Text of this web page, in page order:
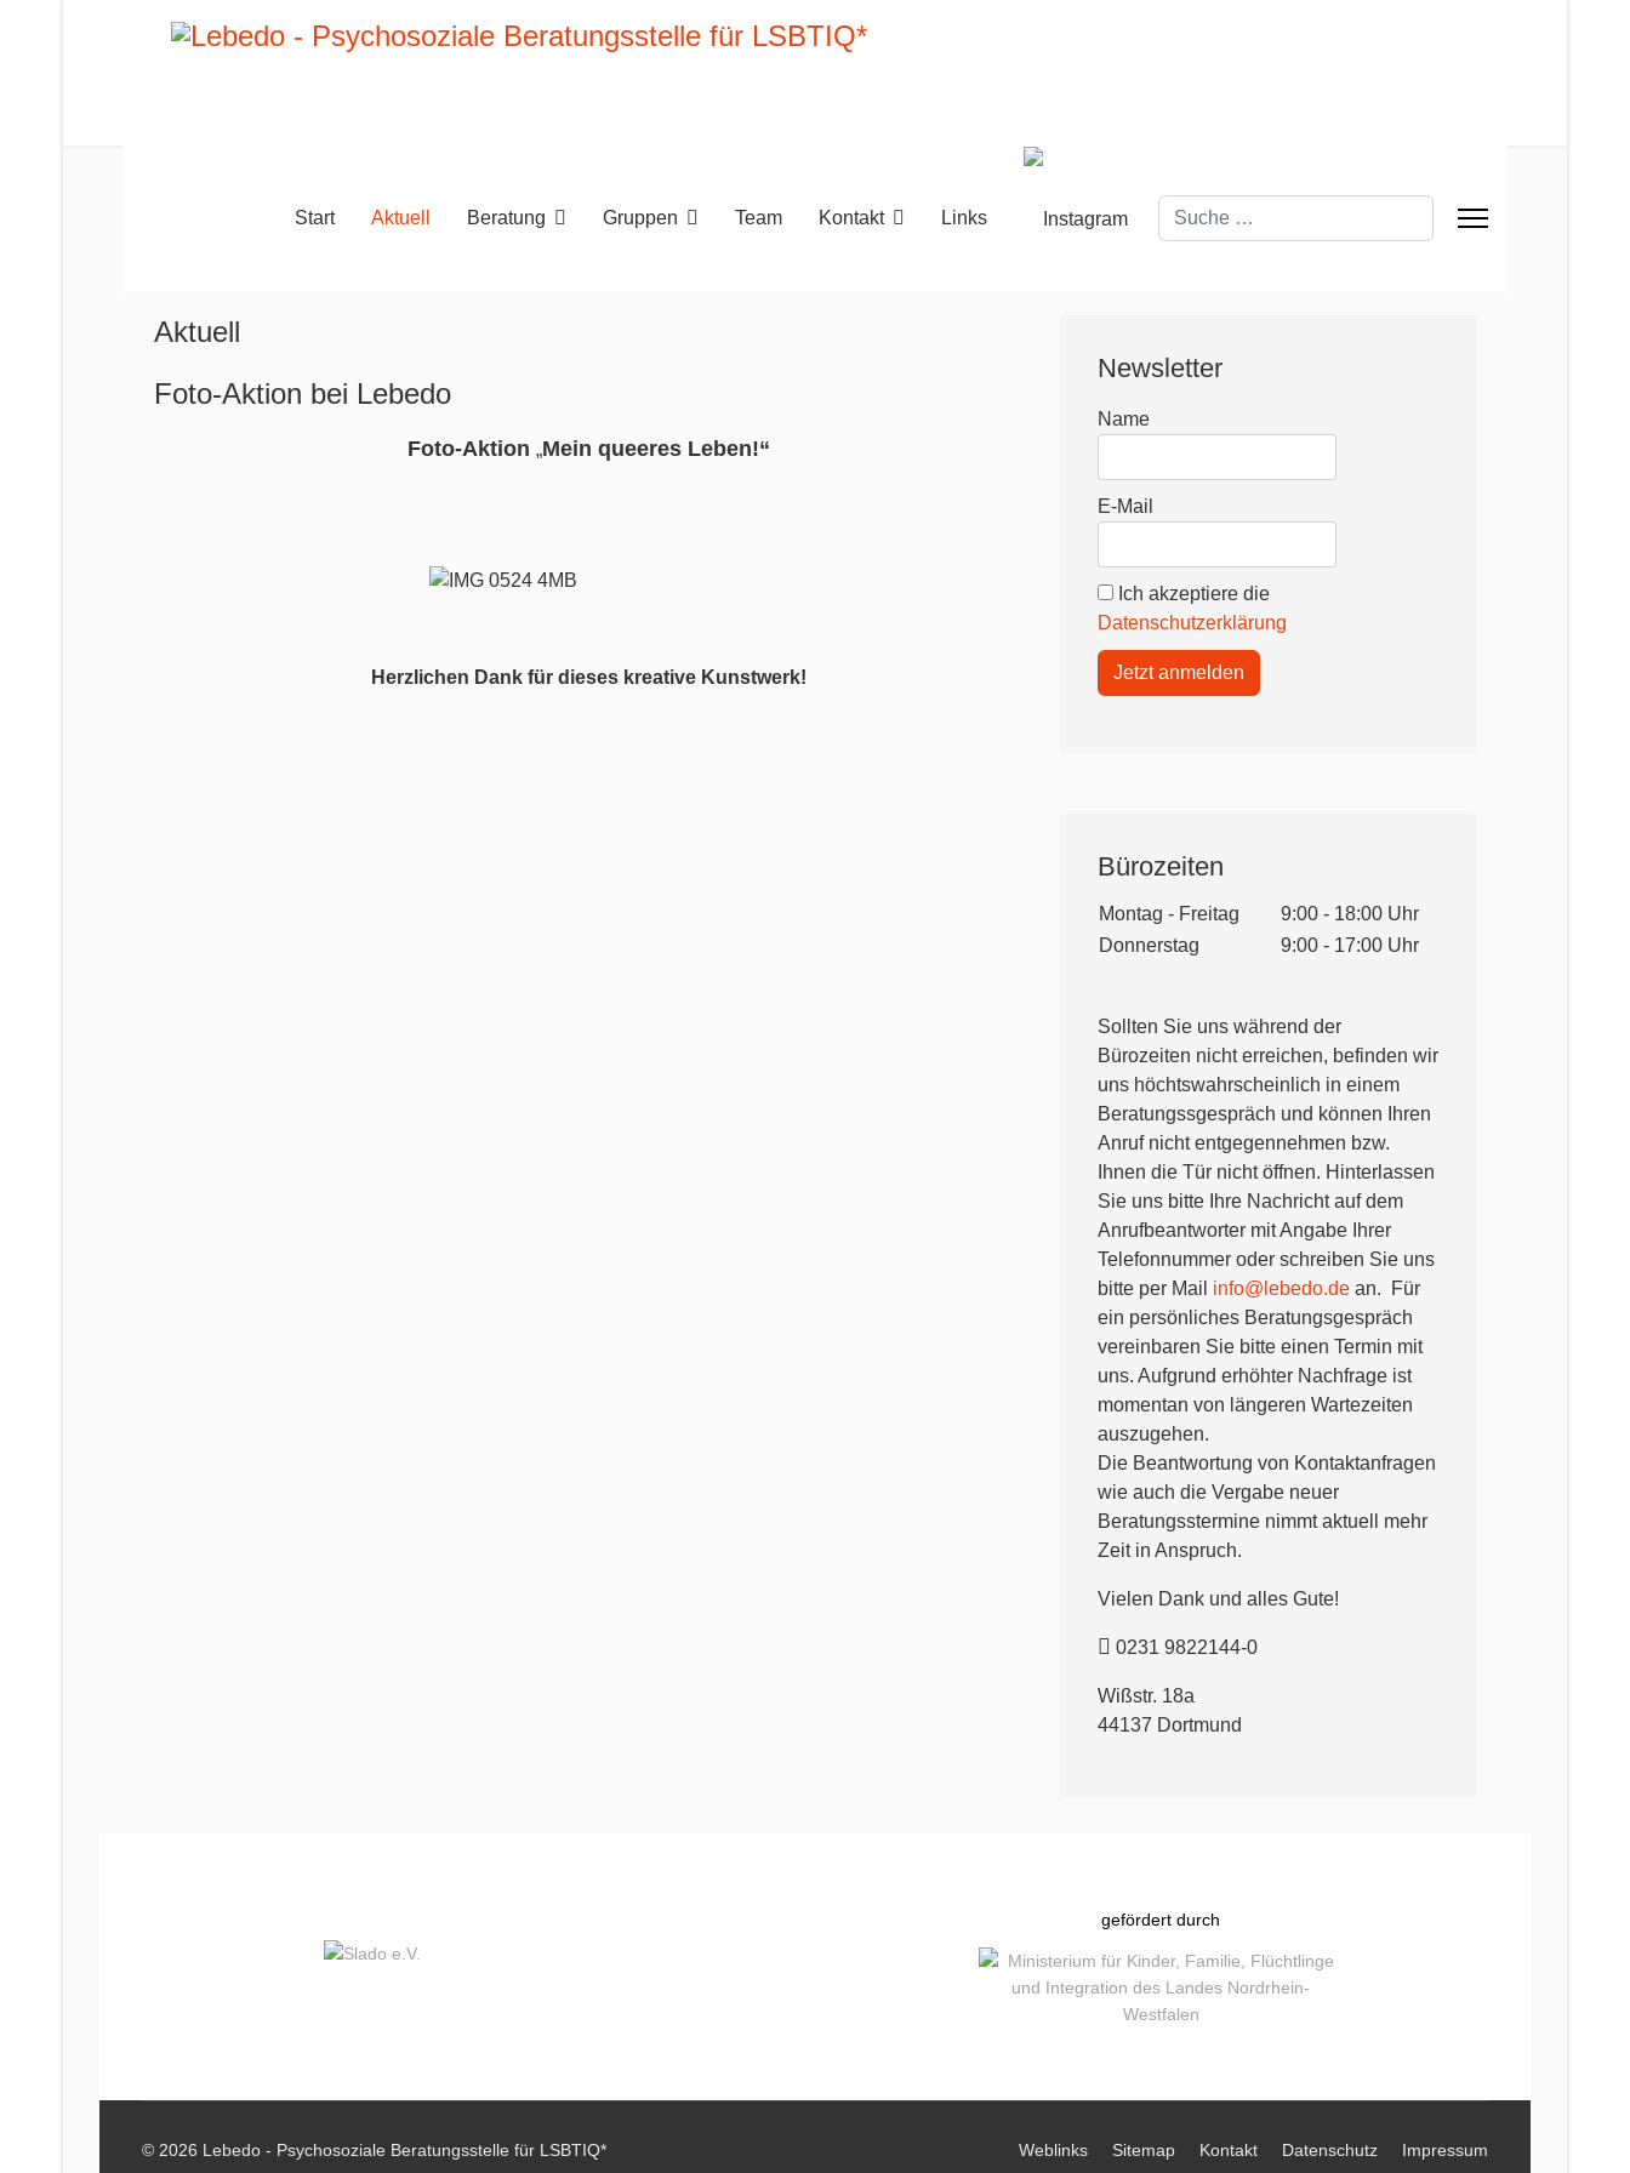
Start Aktuell Beratung Gruppen Team Kontakt Links Suchen
Aktuell
Foto-Aktion bei Lebedo
Foto-Aktion „Mein queeres Leben!“
Herzlichen Dank für dieses kreative Kunstwerk!
Newsletter
Name
E-Mail
Ich akzeptiere die
Datenschutzerklärung
Jetzt anmelden
Bürozeiten
Montag - Freitag
9:00 - 18:00 Uhr
Donnerstag
9:00 - 17:00 Uhr
Sollten Sie uns während der
Bürozeiten nicht erreichen, befinden wir
uns höchtswahrscheinlich in einem
Beratungssgespräch und können Ihren
Anruf nicht entgegennehmen bzw.
Ihnen die Tür nicht öffnen. Hinterlassen
Sie uns bitte Ihre Nachricht auf dem
Anrufbeantworter mit Angabe Ihrer
Telefonnummer oder schreiben Sie uns
bitte per Mail info@lebedo.dean. Für
ein persönliches Beratungsgespräch
vereinbaren Sie bitte einen Termin mit
uns. Aufgrund erhöhter Nachfrage ist
momentan von längeren Wartezeiten
auszugehen.
Die Beantwortung von Kontaktanfragen
wie auch die Vergabe neuer
Beratungsstermine nimmt aktuell mehr
Zeit in Anspruch.
Vielen Dank und alles Gute!
0231 9822144-0
Wißstr. 18a
44137 Dortmund
gefördert durch
© 2026 Lebedo - Psychosoziale Beratungsstelle für LSBTIQ* Weblinks Sitemap Kontakt Datenschutz Impressum